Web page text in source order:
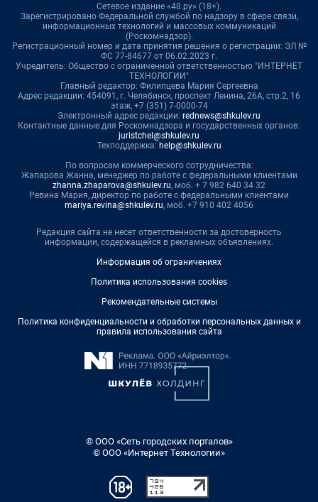
Сетевое издание «48.ру» (18+).
Зарегистрировано Федеральной службой по надзору в сфере связи,
информационных технологий и массовых коммуникаций
(Роскомнадзор).
Регистрационный номер и дата принятия решения о регистрации: ЭЛ №
ФС 77-84677 от 06.02.2023 г.
Учредитель: Общество с ограниченной ответственностью "ИНТЕРНЕТ
ТЕХНОЛОГИИ"
Главный редактор: Филипцева Мария Сергеевна
Адрес редакции: 454091, г. Челябинск, проспект Ленина, 26А, стр.2, 16
этаж, +7 (351) 7-0000-74
Электронный адрес редакции: rednews@shkulev.ru
Контактные данные для Роскомнадзора и государственных органов:
juristchel@shkulev.ru
Техподдержка: help@shkulev.ru
По вопросам коммерческого сотрудничества:
Жапарова Жанна, менеджер по работе с федеральными клиентами
zhanna.zhaparova@shkulev.ru, моб. + 7 982 640 34 32
Ревина Мария, директор по работе с федеральными клиентами
mariya.revina@shkulev.ru, моб. +7 910 402 4056
Редакция сайта не несет ответственности за достоверность
информации, содержащейся в рекламных объявлениях.
Информация об ограничениях
Политика использования cookies
Рекомендательные системы
Политика конфиденциальности и обработки персональных данных и
правила использования сайта
© ООО «Сеть городских порталов»
© ООО «Интернет Технологии»